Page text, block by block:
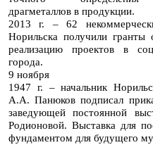
драгметаллов в продукции.
2013 г. – 62
Норильска получили гранты
реализацию проектов в
города.
9 ноября
1947 г. – начальник
А.А. Панюков подписал
заведующей постоянной
Родионовой. Выставка для
фундаментом для будущего